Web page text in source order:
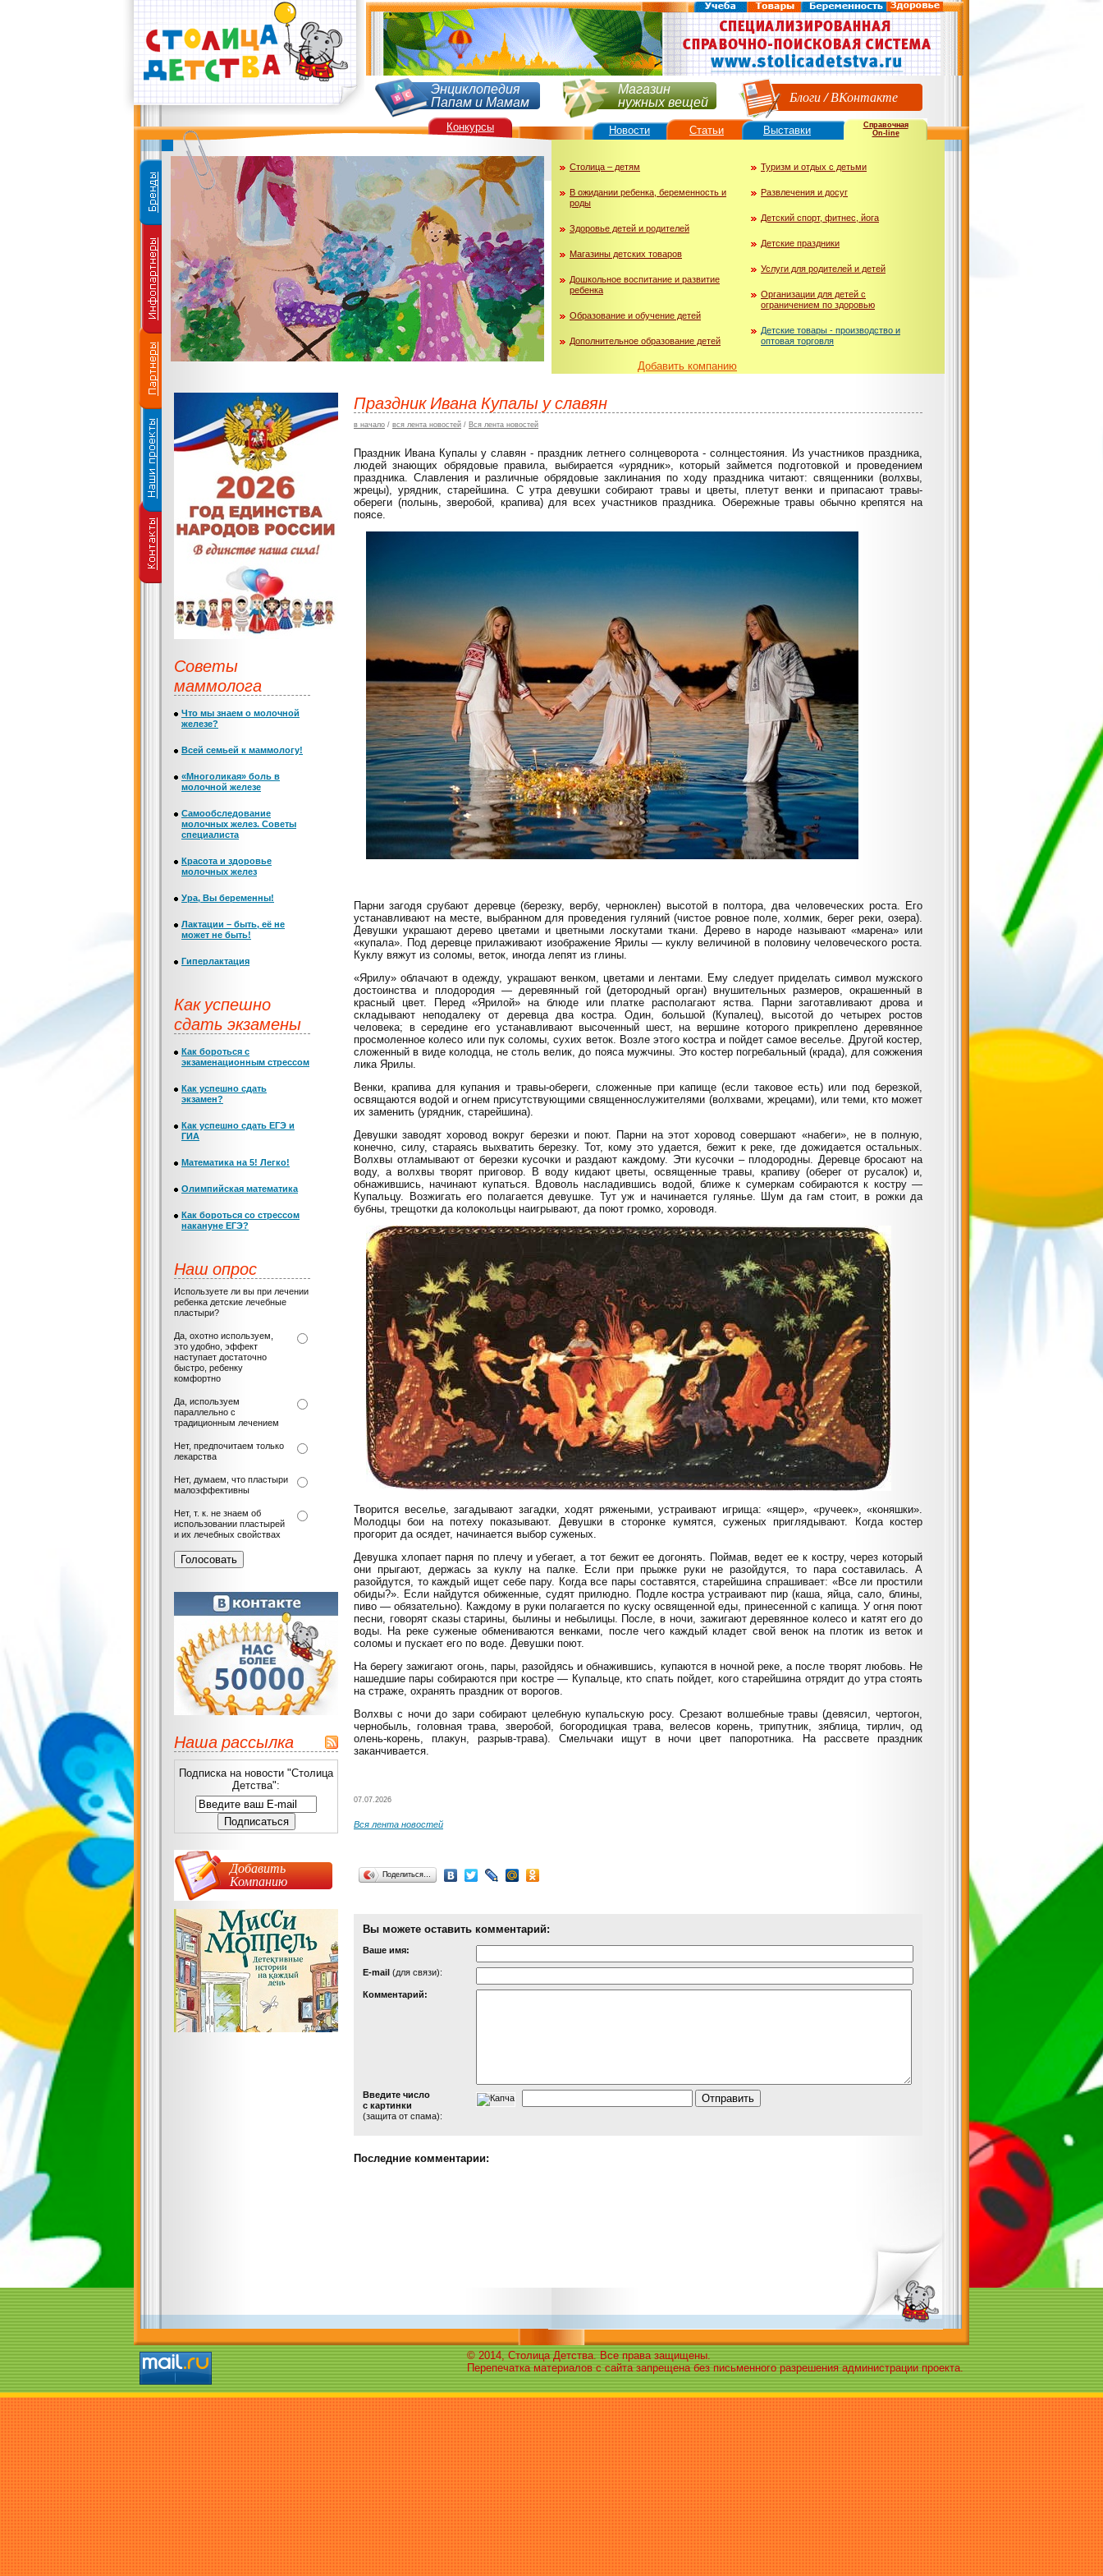
Энциклопедия
Папам и Мамам
Магазин
нужных вещей Блоги/ВКонтакте
Столица – детям
В ожидании ребенка, беременность и
роды
Здоровье детей и родителей
Магазины детских товаров
Дошкольное воспитание и развитие
ребенка
Образование и обучение детей
Дополнительное образование детей
Туризм и отдых с детьми
Развлечения и досуг
Детский спорт, фитнес, йога
Детские праздники
Услуги для родителей и детей
Организации для детей с
ограничением по здоровью
Детские товары - производство и
оптовая торговля
Добавить компанию
Справочная
On-line
Праздник Ивана Купалы у славян
в начало / вся лента новостей / Вся лента новостей
Праздник Ивана Купалы у славян - праздник летнего солнцеворота - солнцестояния. Из участников праздника,
людей знающих обрядовые правила, выбирается «урядник», который займется подготовкой и проведением
праздника. Славления и различные обрядовые заклинания по ходу праздника читают: священники (волхвы,
жрецы), урядник, старейшина. С утра девушки собирают травы и цветы, плетут венки и припасают травы-
обереги (полынь, зверобой, крапива) для всех участников праздника. Обережные травы обычно крепятся на
поясе.
Парни загодя срубают деревце (березку, вербу, черноклен) высотой в полтора, два человеческих роста. Его
устанавливают на месте, выбранном для проведения гуляний (чистое ровное поле, холмик, берег реки, озера).
Девушки украшают дерево цветами и цветными лоскутами ткани. Дерево в народе называют «марена» или
«купала». Под деревце прилаживают изображение Ярилы — куклу величиной в половину человеческого роста.
Куклу вяжут из соломы, веток, иногда лепят из глины.
«Ярилу» облачают в одежду, украшают венком, цветами и лентами. Ему следует приделать символ мужского
достоинства и плодородия — деревянный гой (детородный орган) внушительных размеров, окрашенный в
красный цвет. Перед «Ярилой» на блюде или платке располагают яства. Парни заготавливают дрова и
складывают неподалеку от деревца два костра. Один, большой (Купалец), высотой до четырех ростов
человека; в середине его устанавливают высоченный шест, на вершине которого прикреплено деревянное
просмоленное колесо или пук соломы, сухих веток. Возле этого костра и пойдет самое веселье. Другой костер,
сложенный в виде колодца, не столь велик, до пояса мужчины. Это костер погребальный (крада), для сожжения
лика Ярилы.
Венки, крапива для купания и травы-обереги, сложенные при капище (если таковое есть) или под березкой,
освящаются водой и огнем присутствующими священнослужителями (волхвами, жрецами), или теми, кто может
их заменить (урядник, старейшина).
Девушки заводят хоровод вокруг березки и поют. Парни на этот хоровод совершают «набеги», не в полную,
конечно, силу, стараясь выхватить березку. Тот, кому это удается, бежит к реке, где дожидается остальных.
Волхвы отламывают от березки кусочки и раздают каждому. Эти кусочки – плодородны. Деревце бросают на
воду, а волхвы творят приговор. В воду кидают цветы, освященные травы, крапиву (оберег от русалок) и,
обнажившись, начинают купаться. Вдоволь насладившись водой, ближе к сумеркам собираются к костру —
Купальцу. Возжигать его полагается девушке. Тут уж и начинается гулянье. Шум да гам стоит, в рожки да
бубны, трещотки да колокольцы наигрывают, да поют громко, хороводя.
Творится веселье, загадывают загадки, ходят ряжеными, устраивают игрища: «ящер», «ручеек», «коняшки».
Молодцы бои на потеху показывают. Девушки в сторонке кумятся, суженых приглядывают. Когда костер
прогорит да осядет, начинается выбор суженых.
Девушка хлопает парня по плечу и убегает, а тот бежит ее догонять. Поймав, ведет ее к костру, через который
они прыгают, держась за куклу на палке. Если при прыжке руки не разойдутся, то пара составилась. А
разойдутся, то каждый ищет себе пару. Когда все пары составятся, старейшина спрашивает: «Все ли простили
обиды?». Если найдутся обиженные, судят прилюдно. Подле костра устраивают пир (каша, яйца, сало, блины,
пиво — обязательно). Каждому в руки полагается по куску освященной еды, принесенной с капища. У огня поют
песни, говорят сказы старины, былины и небылицы. После, в ночи, зажигают деревянное колесо и катят его до
воды. На реке суженые обмениваются венками, после чего каждый кладет свой венок на плотик из веток и
соломы и пускает его по воде. Девушки поют.
На берегу зажигают огонь, пары, разойдясь и обнажившись, купаются в ночной реке, а после творят любовь. Не
нашедшие пары собираются при костре — Купальце, кто спать пойдет, кого старейшина отрядит до утра стоять
на страже, охранять праздник от ворогов.
Волхвы с ночи до зари собирают целебную купальскую росу. Срезают волшебные травы (девясил, чертогон,
чернобыль, головная трава, зверобой, богородицкая трава, велесов корень, трипутник, зяблица, тирлич, од
олень-корень, плакун, разрыв-трава). Смельчаки ищут в ночи цвет папоротника. На рассвете праздник
заканчивается.
07.07.2026
Вся лента новостей
Поделиться…
Вы можете оставить комментарий:
Ваше имя:
Е-mail (для связи):
Комментарий:
Введите число
с картинки
(защита от спама):
Последние комментарии:
Советы
маммолога
Что мы знаем о молочной
железе?
Всей семьей к маммологу!
«Многоликая» боль в
молочной железе
Самообследование
молочных желез. Советы
специалиста
Красота и здоровье
молочных желез
Ура, Вы беременны!
Лактации – быть, её не
может не быть!
Гиперлактация
Как успешно
сдать экзамены
Как бороться с
экзаменационным стрессом
Как успешно сдать
экзамен?
Как успешно сдать ЕГЭ и
ГИА
Математика на 5! Легко!
Олимпийская математика
Как бороться со стрессом
накануне ЕГЭ?
Наш опрос
Используете ли вы при лечении
ребенка детские лечебные
пластыри?
Да, охотно используем,
это удобно, эффект
наступает достаточно
быстро, ребенку
комфортно
Да, используем
параллельно с
традиционным лечением
Нет, предпочитаем только
лекарства
Нет, думаем, что пластыри
малоэффективны
Нет, т. к. не знаем об
использовании пластырей
и их лечебных свойствах
Наша рассылка
Подписка на новости "Столица
Детства":
Добавить
Компанию
Конкурсы Новости Статьи Выставки
© 2014, Столица Детства. Все права защищены.
Перепечатка материалов с сайта запрещена без письменного разрешения администрации проекта.